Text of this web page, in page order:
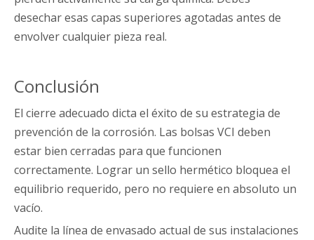
desechar esas capas superiores agotadas antes de
envolver cualquier pieza real.
Conclusión
El cierre adecuado dicta el éxito de su estrategia de
prevención de la corrosión. Las bolsas VCI deben
estar bien cerradas para que funcionen
correctamente. Lograr un sello hermético bloquea el
equilibrio requerido, pero no requiere en absoluto un
vacío.
Audite la línea de envasado actual de sus instalaciones